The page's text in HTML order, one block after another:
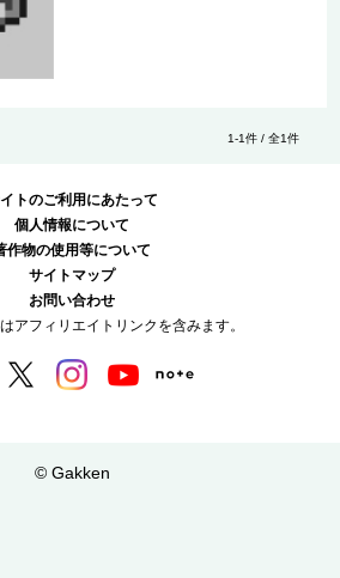
1-1件 / 全1件
トのご利用にあたって
個人情報について
作物の使用等について
サイトマップ
お問い合わせ
アフィリエイトリンクを含みます。
© Gakken